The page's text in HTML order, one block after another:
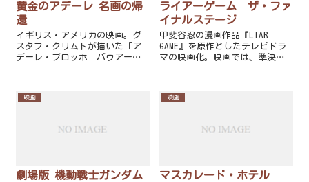
黄金のアデーレ 名画の帰
還
イギリス・アメリカの映画。グ
スタフ・クリムトが描いた「ア
デーレ・ブロッホ＝バウアーの
に描いた映画である。
ライアーゲーム ザ・ファ
イナルステージ
甲斐谷忍の漫画作品『LIAR
GAME』を原作としたテレビドラ
マの映画化。映画では、準決勝
園ゲーム」。優勝賞金は50億
映画
劇場版 機動戦士ガンダム
映画
マスカレード・ホテル